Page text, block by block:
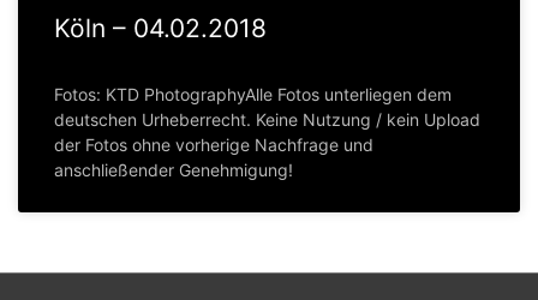
Köln – 04.02.2018
Fotos: KTD PhotographyAlle Fotos unterliegen dem
deutschen Urheberrecht. Keine Nutzung / kein Upload
der Fotos ohne vorherige Nachfrage und
anschließender Genehmigung!